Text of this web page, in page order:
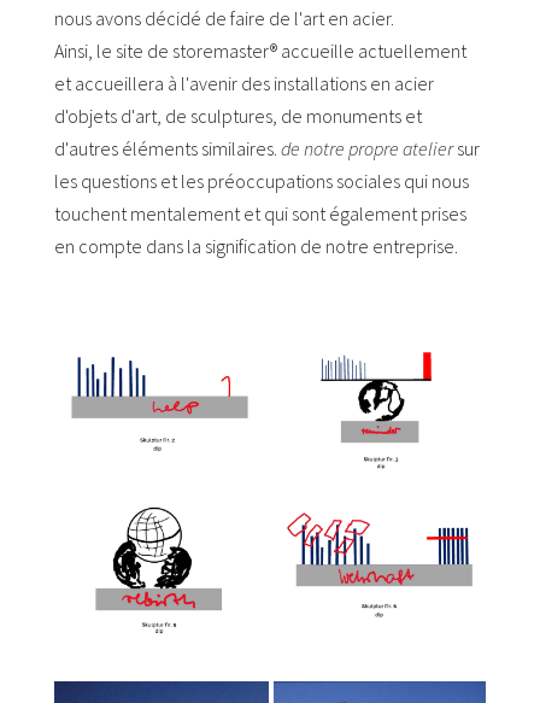
nous avons décidé de faire de l'art en acier.
Ainsi, le site de storemaster® accueille actuellement
et accueillera à l'avenir des installations en acier
d'objets d'art, de sculptures, de monuments et
d'autres éléments similaires. de notre propre ateliersur
les questions et les préoccupations sociales qui nous
touchent mentalement et qui sont également prises
en compte dans la signification de notre entreprise.